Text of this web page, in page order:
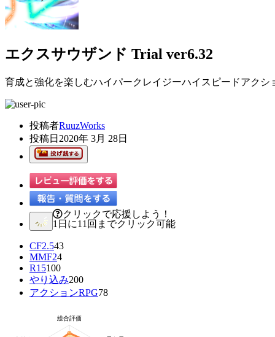
エクスサウザンド Trial ver6.32
育成と強化を楽しむハイパークレイジーハイスピードアクシ
投稿者RuuzWorks
投稿日 2020年 3月 28日
クリックで応援しよう！
1日に11回までクリック可能
CF2.543
MMF24
R15100
やり込み200
アクションRPG78